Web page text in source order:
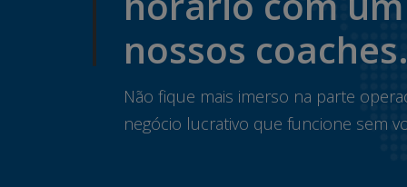
nossos coaches.
Não fique mais imerso na parte
negócio lucrativo que funcione sem